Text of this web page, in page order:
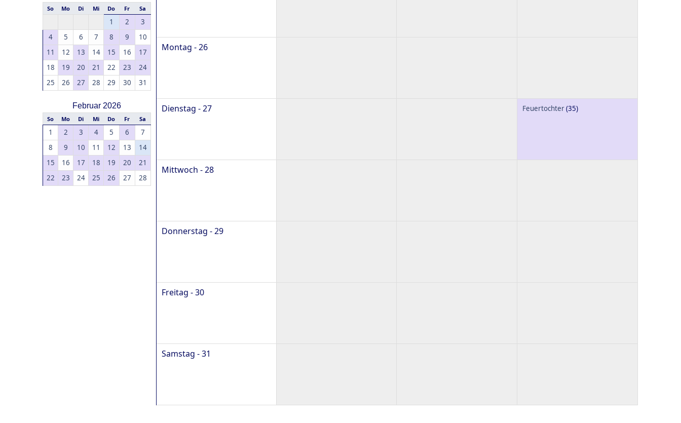
So Mo Di Mi Do Fr Sa
1 2
3
4
5 6 7 8 9
10
11
12 13 14 15 16
17
18
19 20 21 22 23
24
25
26 27 28 29 30 31
Februar 2026
So Mo Di Mi Do Fr Sa
1 2 3 4 5 6
7
8
9 10 11 12 13
14
15
16 17 18 19 20
21
22
23 24 25 26 27 28
Montag - 26
Dienstag - 27 Feuertochter(35)
Mittwoch - 28
Donnerstag - 29
Freitag - 30
Samstag - 31